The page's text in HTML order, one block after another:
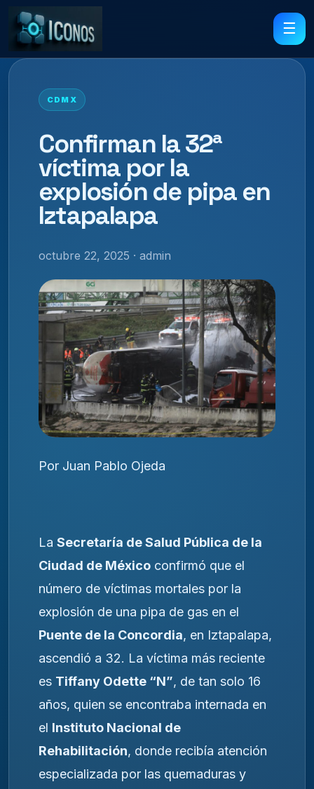
☰
CDMX
Confirman la 32ª
víctima por la
explosión de pipa en
Iztapalapa
octubre 22, 2025 · admin
Por Juan Pablo Ojeda
La Secretaría de Salud Pública de la
Ciudad de México confirmó que el
número de víctimas mortales por la
explosión de una pipa de gas en el
Puente de la Concordia, en Iztapalapa,
ascendió a 32. La víctima más reciente
es Tiffany Odette “N”, de tan solo 16
años, quien se encontraba internada en
el Instituto Nacional de
Rehabilitación, donde recibía atención
especializada por las quemaduras y